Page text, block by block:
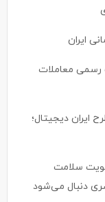
ایران
رسمی معاملات
سلامت
دنبال می‌شود
پاسخی برای